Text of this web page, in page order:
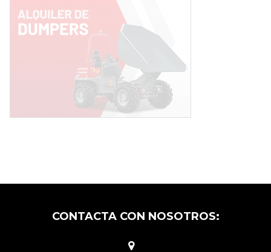
CONTACTA CON NOSOTROS: